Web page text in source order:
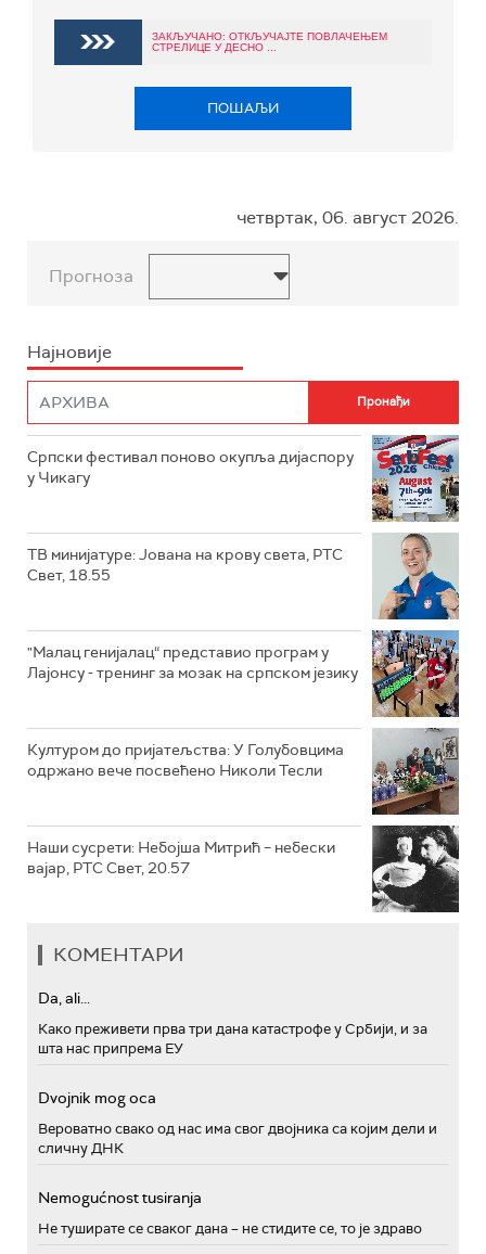
ЗАКЉУЧАНО: ОТКЉУЧАЈТЕ ПОВЛАЧЕЊЕМ
СТРЕЛИЦЕ У ДЕСНО ...
ПОШАЉИ
четвртак, 06. август 2026.
Прогноза
Најновије
Српски фестивал поново окупља дијаспору
у Чикагу
ТВ минијатуре: Јована на крову света, РТС
Свет, 18.55
"Малац генијалац“ представио програм у
Лајонсу - тренинг за мозак на српском језику
Културом до пријатељства: У Голубовцима
одржано вече посвећено Николи Тесли
Наши сусрети: Небојша Митрић – небески
вајар, РТС Свет, 20.57
КОМЕНТАРИ
Da, ali...
Како преживети прва три дана катастрофе у Србији, и за
шта нас припрема ЕУ
Dvojnik mog oca
Вероватно свако од нас има свог двојника са којим дели и
сличну ДНК
Nemogućnost tusiranja
Не туширате се сваког дана – не стидите се, то је здраво